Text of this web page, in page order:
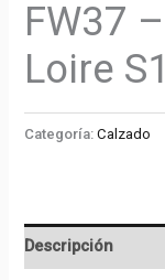
FW37
Loire
Categoría:Calzado
Descripción